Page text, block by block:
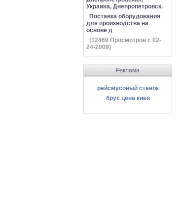
Украина, Днепропетровск.
Поставка оборудования
для производства на
основе д
(12469 Просмотров с 02-
24-2009)
Реклама
рейсмусовый станок
брус цена киев